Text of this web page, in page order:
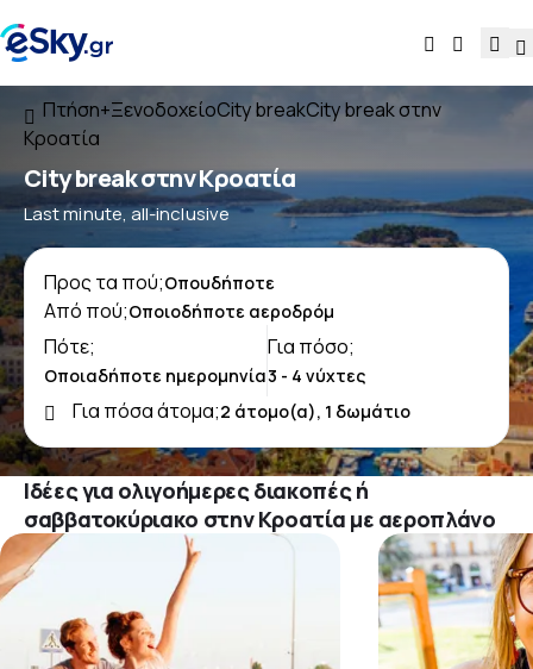
Πτήση+ΞενοδοχείοCity breakCity break στην
Κροατία
City break στην Κροατία
Last minute, all-inclusive
Προς τα πού;
Από πού;
Πότε;
Για πόσο;
Για πόσα άτομα;
Ιδέες για ολιγοήμερες διακοπές ή
σαββατοκύριακο στην Κροατία με αεροπλάνο